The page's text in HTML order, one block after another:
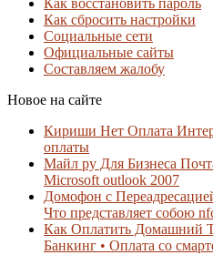
Как восстановить пароль
Как сбросить настройки
Социальные сети
Официальные сайты
Составляем жалобу
Новое на сайте
Кириши Нет Оплата
оплаты
Майл ру Для Бизнеса
Microsoft outlook 2007
Домофон с
Что представляет собою
Как Оплатить Домашний
Банкинг • Оплата со